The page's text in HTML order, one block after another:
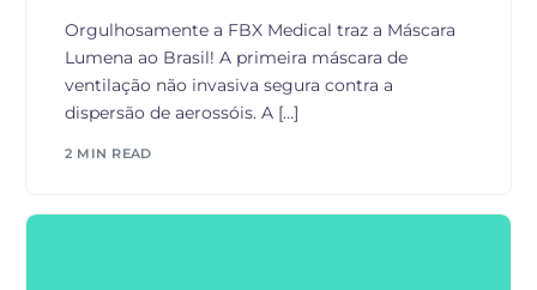
Orgulhosamente a FBX Medical traz a Máscara
Lumena ao Brasil! A primeira máscara de
ventilação não invasiva segura contra a
dispersão de aerossóis. A […]
2 MIN READ